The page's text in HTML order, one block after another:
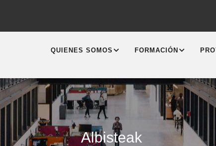
NAVIGATION
QUIENES SOMOS FORMACIÓN
Albisteak